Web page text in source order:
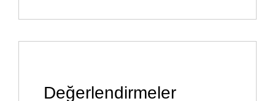
Değerlendirmeler